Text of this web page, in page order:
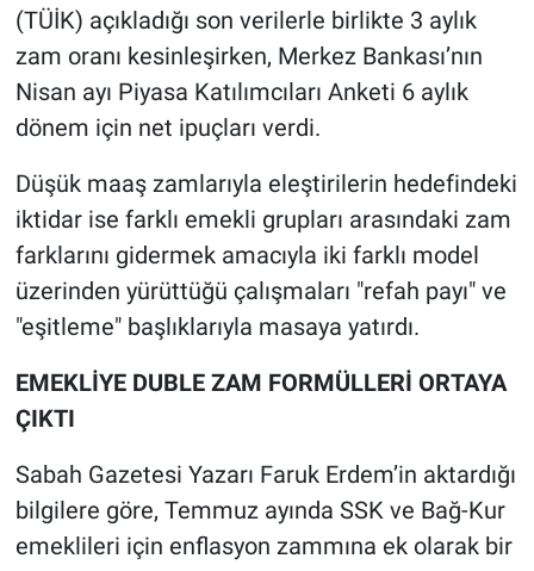
(TÜİK) açıkladığı son verilerle birlikte 3 aylık
zam oranı kesinleşirken, Merkez Bankası’nın
Nisan ayı Piyasa Katılımcıları Anketi 6 aylık
dönem için net ipuçları verdi.
Düşük maaş zamlarıyla eleştirilerin hedefindeki
iktidar ise farklı emekli grupları arasındaki zam
farklarını gidermek amacıyla iki farklı model
üzerinden yürüttüğü çalışmaları "refah payı" ve
"eşitleme" başlıklarıyla masaya yatırdı.
EMEKLİYE DUBLE ZAM FORMÜLLERİ ORTAYA
ÇIKTI
Sabah Gazetesi Yazarı Faruk Erdem’in aktardığı
bilgilere göre, Temmuz ayında SSK ve Bağ-Kur
emeklileri için enflasyon zammına ek olarak bir